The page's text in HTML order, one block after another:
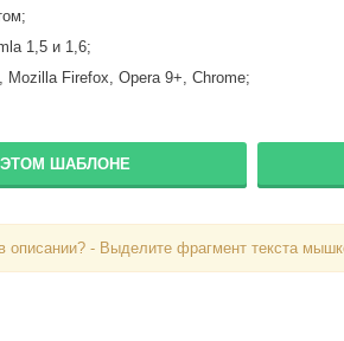
1,5 и 1,6;
Firefox, Opera 9+, Chrome;
ЭТОМ ШАБЛОНЕ
описании? - Выделите фрагмент текста